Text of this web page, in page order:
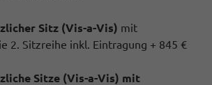
Sitz (Vis-a-Vis) mit
2. Sitzreihe inkl. Eintragung + 845 €
Sitze (Vis-a-Vis) mit